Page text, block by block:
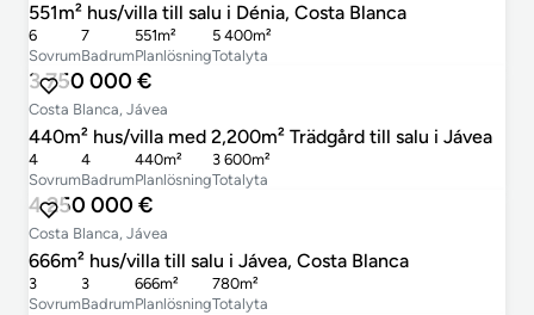
551m² hus/villa till salu i Dénia, Costa Blanca
Sovrum
6
Badrum
7
Planlösning
551m²
Totalyta
5 400m²
3 750 000 €
Costa Blanca, Jávea
440m² hus/villa med 2,200m² Trädgård till salu i Jávea
Sovrum
4
Badrum
4
Planlösning
440m²
Totalyta
3 600m²
4 250 000 €
Costa Blanca, Jávea
666m² hus/villa till salu i Jávea, Costa Blanca
Sovrum
3
Badrum
3
Planlösning
666m²
Totalyta
780m²